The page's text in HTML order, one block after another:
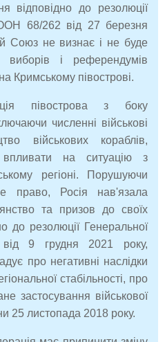
відповідно до резолюції
68/262 від 27 березня
Союз не визнає і не буде
виборів і референдумів
Кримському півострові.
півострова з боку
численні військові
військових кораблів,
впливати на ситуацію з
регіоні. Порушуючи
право, Росія нав'язала
та призов до своїх
до резолюції Генеральної
9 грудня 2021 року,
про негативні наслідки
стабільності, про
застосування військової
25 листопада 2018 року.